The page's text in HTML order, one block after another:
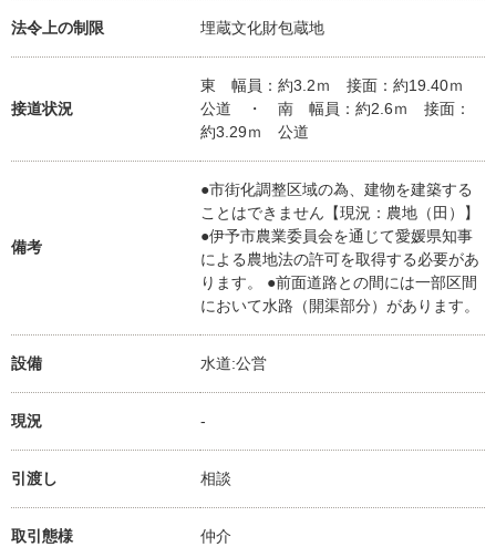
法令上の制限 埋蔵文化財包蔵地
接道状況
東 幅員：約3.2ｍ 接面：約19.40ｍ
公道 ・ 南 幅員：約2.6ｍ 接面：
約3.29ｍ 公道
備考
●市街化調整区域の為、建物を建築する
ことはできません【現況：農地（田）】
●伊予市農業委員会を通じて愛媛県知事
による農地法の許可を取得する必要があ
ります。 ●前面道路との間には一部区間
において水路（開渠部分）があります。
設備 水道:公営
現況 -
引渡し 相談
取引態様 仲介